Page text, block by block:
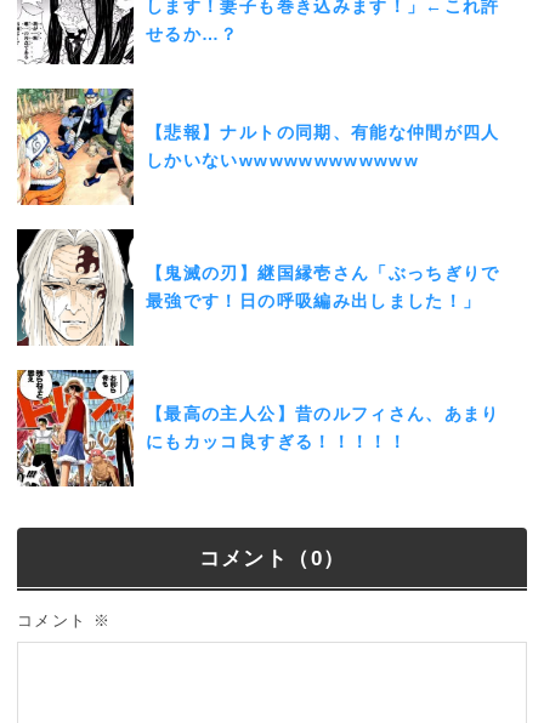
します！妻子も巻き込みます！」←これ許
せるか…？
【悲報】ナルトの同期、有能な仲間が四人
しかいないwwwwwwwwwwww
【鬼滅の刃】継国縁壱さん「ぶっちぎりで
最強です！日の呼吸編み出しました！」
【最高の主人公】昔のルフィさん、あまり
にもカッコ良すぎる！！！！！
コメント（0）
コメント ※